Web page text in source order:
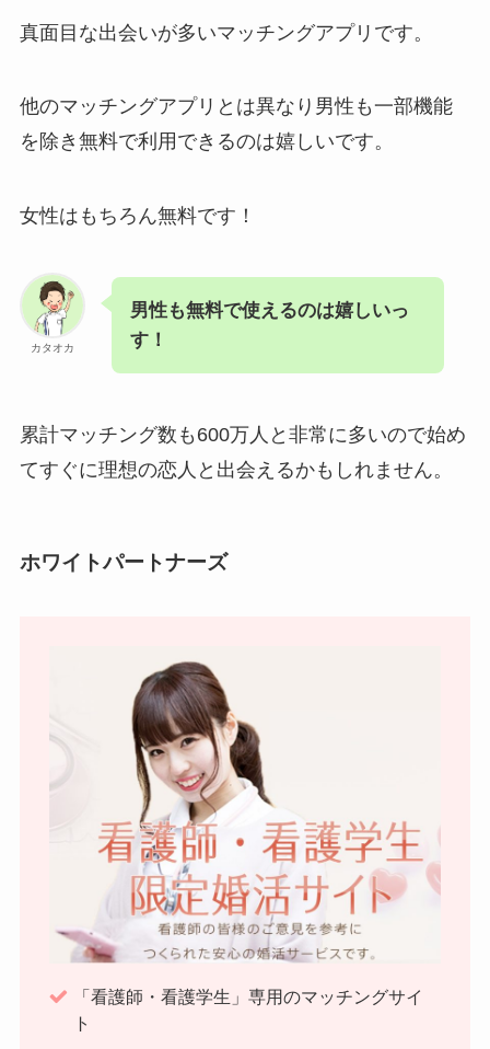
真面目な出会いが多いマッチングアプリです。
他のマッチングアプリとは異なり男性も一部機能
を除き無料で利用できるのは嬉しいです。
女性はもちろん無料です！
カタオカ
男性も無料で使えるのは嬉しいっ
す！
累計マッチング数も600万人と非常に多いので始め
てすぐに理想の恋人と出会えるかもしれません。
ホワイトパートナーズ
「看護師・看護学生」専用のマッチングサイ
ト